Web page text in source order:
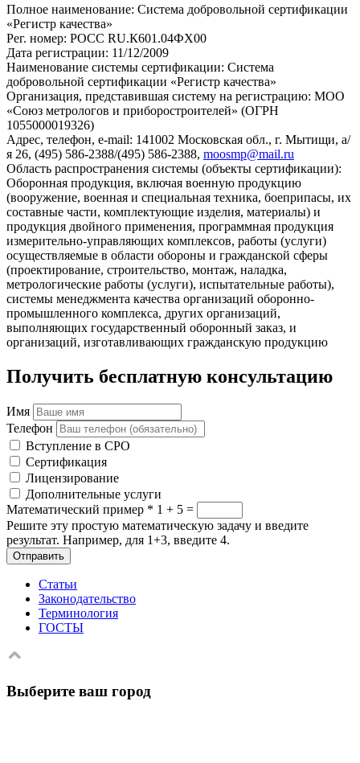
Полное наименование: Система добровольной сертификации
«Регистр качества»
Рег. номер: РОСС RU.К601.04ФХ00
Дата регистрации: 11/12/2009
Наименование системы сертификации: Система
добровольной сертификации «Регистр качества»
Организация, представившая систему на регистрацию: МОО
«Союз метрологов и приборостроителей» (ОГРН
1055000019326)
Адрес, телефон, e-mail: 141002 Московская обл., г. Мытищи, а/
я 26, (495) 586-2388/(495) 586-2388, moosmp@mail.ru
Область распространения системы (объекты сертификации):
Оборонная продукция, включая военную продукцию
(вооружение, военная и специальная техника, боеприпасы, их
составные части, комплектующие изделия, материалы) и
продукция двойного применения, программная продукция
измерительно-управляющих комплексов, работы (услуги)
осуществляемые в области обороны и гражданской сферы
(проектирование, строительство, монтаж, наладка,
метрологические работы (услуги), испытательные работы),
системы менеджмента качества организаций оборонно-
промышленного комплекса, других организаций,
выполняющих государственный оборонный заказ, и
организаций, изготавливающих гражданскую продукцию
Получить бесплатную консультацию
Имя
Телефон
Вступление в СРО
Сертификация
Лицензирование
Дополнительные услуги
Математический пример * 1 + 5 =
Решите эту простую математическую задачу и введите
результат. Например, для 1+3, введите 4.
Отправить
Статьи
Законодательство
Терминология
ГОСТЫ
Выберите ваш город